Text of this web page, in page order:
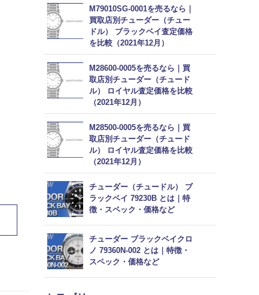
M79010SG-0001を売るなら｜
買取店別チューダー（チュー
ドル） ブラックベイ査定価格
を比較（2021年12月）
M28600-0005を売るなら｜買
取店別チューダー（チュード
ル） ロイヤル査定価格を比較
（2021年12月）
M28500-0005を売るなら｜買
取店別チューダー（チュード
ル） ロイヤル査定価格を比較
（2021年12月）
チューダー（チュードル） ブ
ラックベイ 79230B とは｜特
徴・スペック・価格など
チューダー ブラックベイクロ
ノ 79360N-002 とは｜特徴・
スペック・価格など